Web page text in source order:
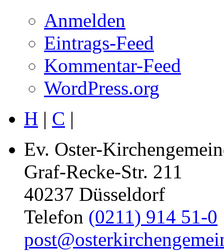
Anmelden
Eintrags-Feed
Kommentar-Feed
WordPress.org
H | C |
Ev. Oster-
Graf-Recke-Str. 211
40237 Düsseldorf
Telefon (0211) 914 51-0